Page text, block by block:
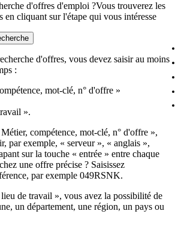
d'offres d'emploi ?Vous trouverez les
en cliquant sur l'étape qui vous intéresse
d'offres, vous devez saisir au moins
:
mot-clé, n° d'offre »
».
compétence, mot-clé, n° d'offre »,
par exemple, « serveur », « anglais »,
sur la touche « entrée » entre chaque
une offre précise ? Saisissez
par exemple 049RSNK.
de travail », vous avez la possibilité de
un département, une région, un pays ou